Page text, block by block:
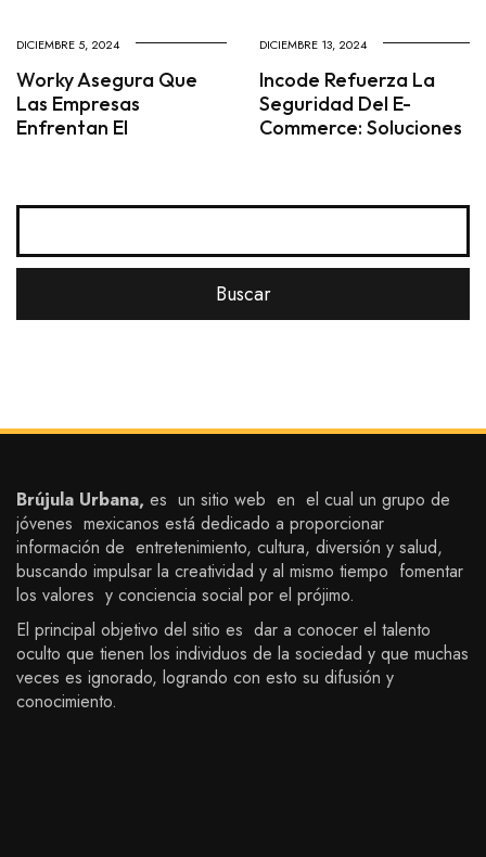
DICIEMBRE 5, 2024
Worky Asegura Que
Las Empresas
Enfrentan El
DICIEMBRE 13, 2024
Incode Refuerza La
Seguridad Del E-
Commerce: Soluciones
Brújula Urbana, es un sitio web en el cual un grupo de
jóvenes mexicanos está dedicado a proporcionar
información de entretenimiento, cultura, diversión y salud,
buscando impulsar la creatividad y al mismo tiempo fomentar
los valores y conciencia social por el prójimo.
El principal objetivo del sitio es dar a conocer el talento
oculto que tienen los individuos de la sociedad y que muchas
veces es ignorado, logrando con esto su difusión y
conocimiento.